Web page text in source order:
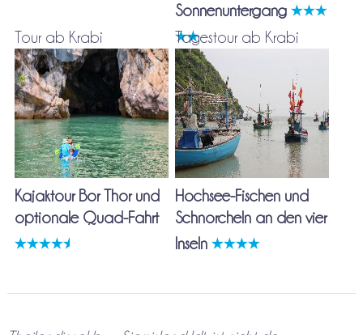
Sonnenuntergang
Tour ab Krabi
Kajaktour Bor Thor und
optionale Quad-Fahrt
Tagestour ab Krabi
Hochsee-Fischen und
Schnorcheln an den vier
Inseln